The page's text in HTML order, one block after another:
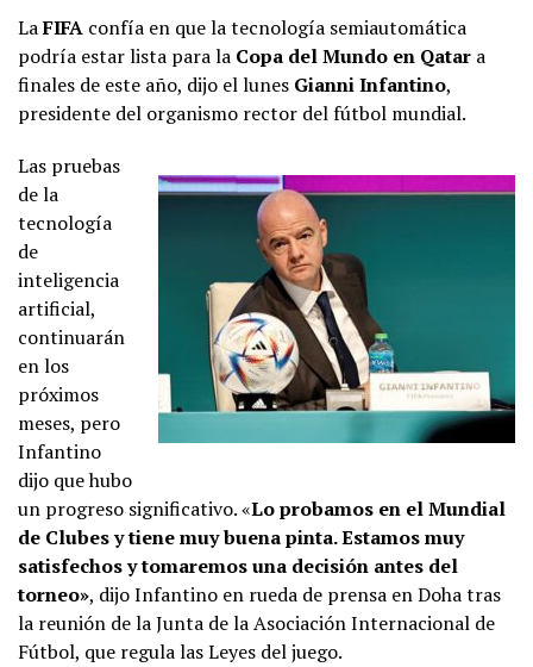
LaFIFA confía en que la tecnología semiautomática
podría estar lista para la Copa del Mundo en Qatar a
finales de este año, dijo el lunes Gianni Infantino,
presidente del organismo rector del fútbol mundial.
Las pruebas
de la
tecnología
de
inteligencia
artificial,
continuarán
en los
próximos
meses, pero
Infantino
dijo que hubo
un progreso significativo. «Lo probamos en el Mundial
de Clubes y tiene muy buena pinta. Estamos muy
satisfechos y tomaremos una decisión antes del
torneo», dijo Infantino en rueda de prensa en Doha tras
la reunión de la Junta de la Asociación Internacional de
Fútbol, ​​que regula las Leyes del juego.